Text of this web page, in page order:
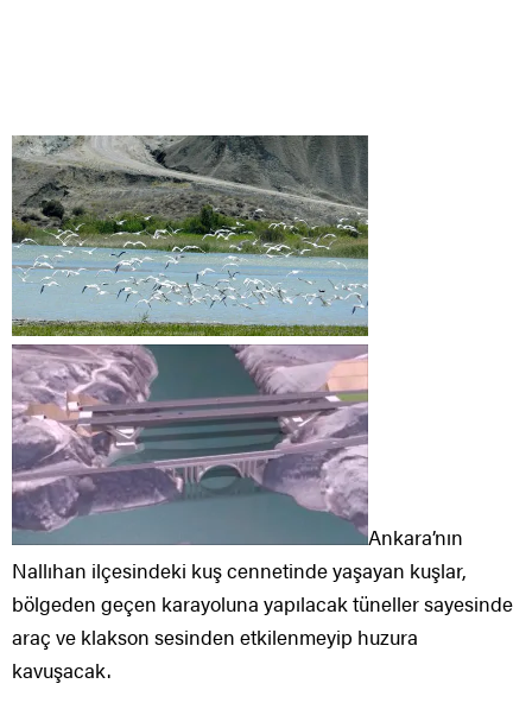
Ankara’nın
Nallıhan ilçesindeki kuş cennetinde yaşayan kuşlar,
bölgeden geçen karayoluna yapılacak tüneller sayesinde
araç ve klakson sesinden etkilenmeyip huzura
kavuşacak.